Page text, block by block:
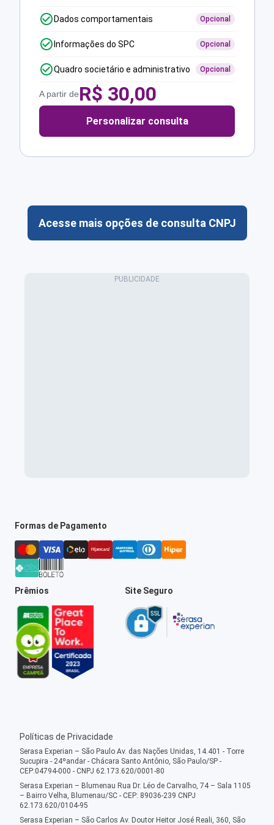
Dados comportamentais Opcional
Informações do SPC Opcional
Quadro societário e administrativo Opcional
A partir deR$ 30,00
Personalizar consulta
Acesse mais opções de consulta CNPJ
Formas de Pagamento
Prêmios Site Seguro
Políticas de Privacidade
Serasa Experian – São Paulo Av. das Nações Unidas, 14.401 - Torre
Sucupira - 24ºandar - Chácara Santo Antônio, São Paulo/SP -
CEP:04794-000 - CNPJ 62.173.620/0001-80
Serasa Experian – Blumenau Rua Dr. Léo de Carvalho, 74 – Sala 1105
– Bairro Velha, Blumenau/SC - CEP: 89036-239 CNPJ
62.173.620/0104-95
Serasa Experian – São Carlos Av. Doutor Heitor José Reali, 360, São